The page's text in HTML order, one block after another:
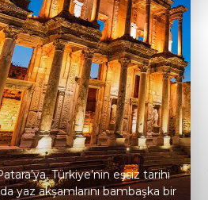
Türkiye’nin eşsiz tarihi
yaz akşamlarını bambaşka bir